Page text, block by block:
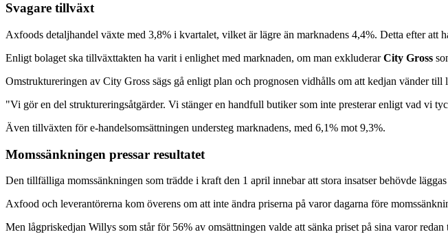
Svagare tillväxt
Axfoods detaljhandel växte med 3,8% i kvartalet, vilket är lägre än marknadens 4,4%. Detta efter att
Enligt bolaget ska tillväxttakten ha varit i enlighet med marknaden, om man exkluderarCity Gross
Omstruktureringen av City Gross sägs gå enligt plan och prognosen vidhålls om att kedjan vänder till
"Vi gör en del struktureringsåtgärder. Vi stänger en handfull butiker som inte presterar enligt vad vi
Även tillväxten för e-handelsomsättningen understeg marknadens, med 6,1% mot 9,3%.
Momssänkningen pressar resultatet
Den tillfälliga momssänkningen som trädde i kraft den 1 april innebar att stora insatser behövde
Axfood och leverantörerna kom överens om att inte ändra priserna på varor dagarna före
Men lågpriskedjan Willys som står för 56% av omsättningen valde att sänka priset på sina varor